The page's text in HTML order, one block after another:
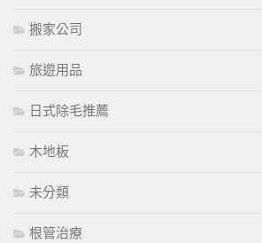
搬家公司
旅遊用品
日式除毛推薦
木地板
未分類
根管治療